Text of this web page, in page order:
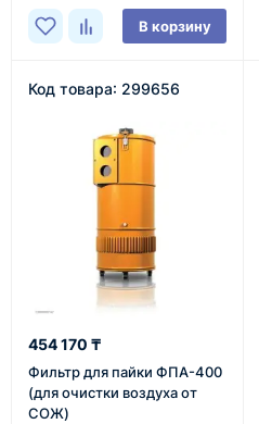
В корзину
Код товара: 299656
454 170 ₸
Фильтр для пайки ФПА-400
(для очистки воздуха от
СОЖ)